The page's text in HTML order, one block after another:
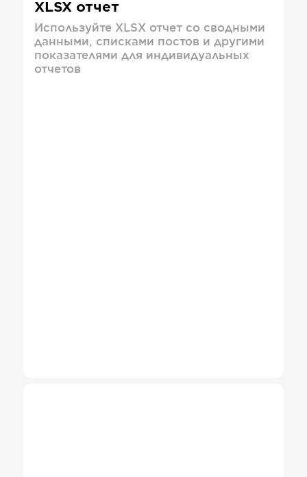
XLSX отчет
Используйте XLSX отчет со сводными
данными, списками постов и другими
показателями для индивидуальных
отчетов